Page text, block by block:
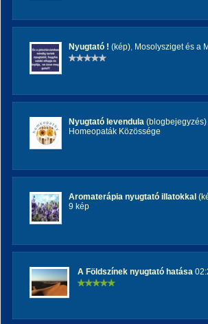
Nyugtató ! (kép), Mosolysziget és a
Nyugtató levendula (blogbejegyzés)
Homeopaták Közössége
Aromaterápia nyugtató illatokkal
9 kép
A Földszínek nyugtató hatása